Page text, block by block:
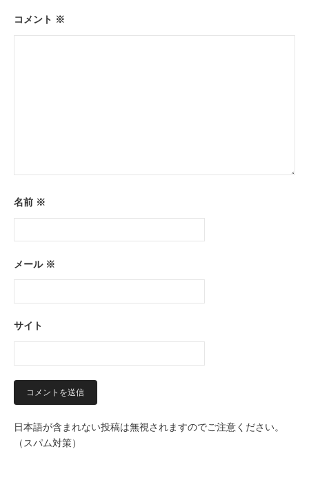
ン
コメント ※
名前 ※
メール ※
サイト
日本語が含まれない投稿は無視されますのでご注意ください。
（スパム対策）